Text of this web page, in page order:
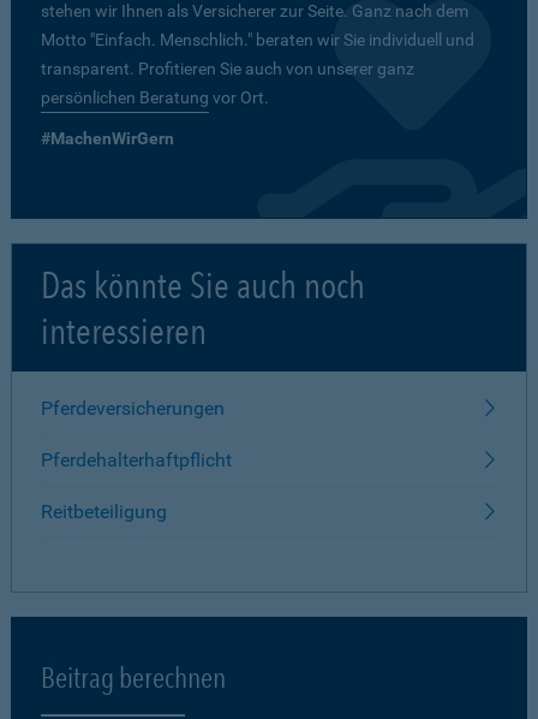
stehen wir Ihnen als Versicherer zur Seite. Ganz nach dem
Motto "Einfach. Menschlich." beraten wir Sie individuell und
transparent. Profitieren Sie auch von unserer ganz
persönlichen Beratung vor Ort.
#MachenWirGern
Das könnte Sie auch noch
interessieren
Pferdeversicherungen
Pferdehalterhaftpflicht
Reitbeteiligung
Beitrag berechnen